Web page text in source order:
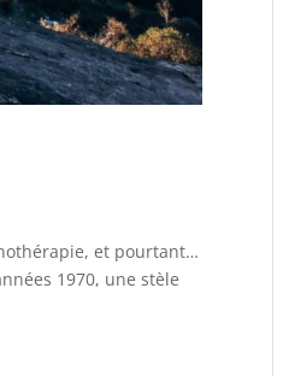
et pourtant…
1970, une stèle